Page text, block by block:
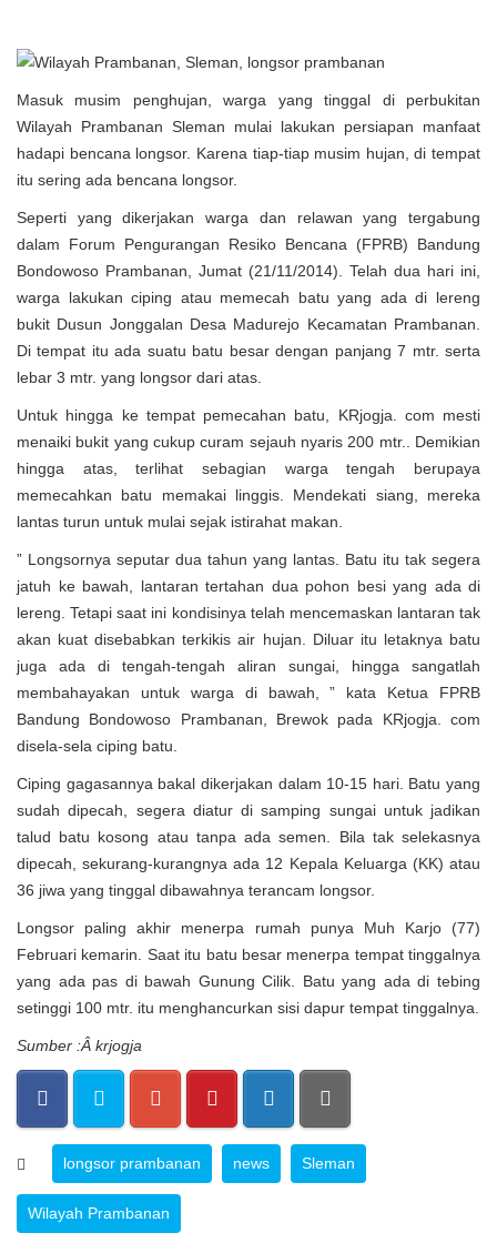
Masuk musim penghujan, warga yang tinggal di perbukitan
Wilayah Prambanan Sleman mulai lakukan persiapan manfaat
hadapi bencana longsor. Karena tiap-tiap musim hujan, di tempat
itu sering ada bencana longsor.
Seperti yang dikerjakan warga dan relawan yang tergabung
dalam Forum Pengurangan Resiko Bencana (FPRB) Bandung
Bondowoso Prambanan, Jumat (21/11/2014). Telah dua hari ini,
warga lakukan ciping atau memecah batu yang ada di lereng
bukit Dusun Jonggalan Desa Madurejo Kecamatan Prambanan.
Di tempat itu ada suatu batu besar dengan panjang 7 mtr. serta
lebar 3 mtr. yang longsor dari atas.
Untuk hingga ke tempat pemecahan batu, KRjogja. com mesti
menaiki bukit yang cukup curam sejauh nyaris 200 mtr.. Demikian
hingga atas, terlihat sebagian warga tengah berupaya
memecahkan batu memakai linggis. Mendekati siang, mereka
lantas turun untuk mulai sejak istirahat makan.
” Longsornya seputar dua tahun yang lantas. Batu itu tak segera
jatuh ke bawah, lantaran tertahan dua pohon besi yang ada di
lereng. Tetapi saat ini kondisinya telah mencemaskan lantaran tak
akan kuat disebabkan terkikis air hujan. Diluar itu letaknya batu
juga ada di tengah-tengah aliran sungai, hingga sangatlah
membahayakan untuk warga di bawah, ” kata Ketua FPRB
Bandung Bondowoso Prambanan, Brewok pada KRjogja. com
disela-sela ciping batu.
Ciping gagasannya bakal dikerjakan dalam 10-15 hari. Batu yang
sudah dipecah, segera diatur di samping sungai untuk jadikan
talud batu kosong atau tanpa ada semen. Bila tak selekasnya
dipecah, sekurang-kurangnya ada 12 Kepala Keluarga (KK) atau
36 jiwa yang tinggal dibawahnya terancam longsor.
Longsor paling akhir menerpa rumah punya Muh Karjo (77)
Februari kemarin. Saat itu batu besar menerpa tempat tinggalnya
yang ada pas di bawah Gunung Cilik. Batu yang ada di tebing
setinggi 100 mtr. itu menghancurkan sisi dapur tempat tinggalnya.
Sumber :Â krjogja
longsor prambanan news Sleman
Wilayah Prambanan